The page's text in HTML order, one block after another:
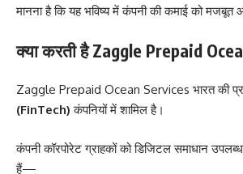
मानना है कि यह भविष्य में कंपनी की कमाई को मजबूत
क्या करती है Zaggle Prepaid
Zaggle Prepaid Ocean Services भारत की
(FinTech) कंपनियों में शामिल है।
कंपनी कॉरपोरेट ग्राहकों को डिजिटल समाधान
हैं—